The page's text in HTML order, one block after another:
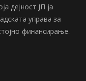
дејност ЈП ја
управа за
финансирање.